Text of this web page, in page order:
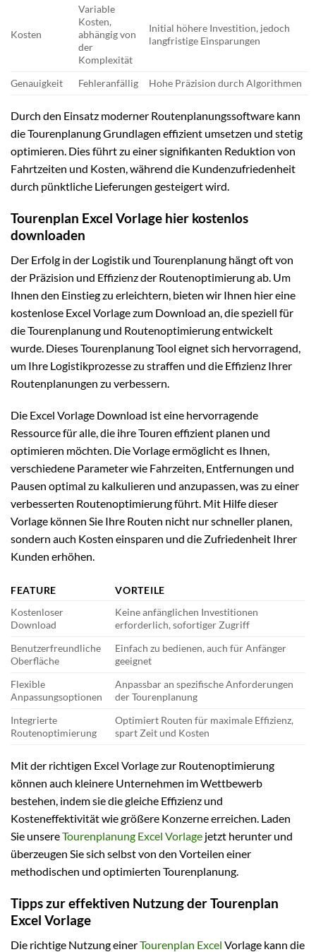
Kosten
Variable
Kosten,
abhängig von
der
Komplexität
Initial höhere Investition, jedoch
langfristige Einsparungen
Genauigkeit Fehleranfällig Hohe Präzision durch Algorithmen
Durch den Einsatz moderner Routenplanungssoftware kann
die Tourenplanung Grundlagen effizient umsetzen und stetig
optimieren. Dies führt zu einer signifikanten Reduktion von
Fahrtzeiten und Kosten, während die Kundenzufriedenheit
durch pünktliche Lieferungen gesteigert wird.
Tourenplan Excel Vorlage hier kostenlos
downloaden
Der Erfolg in der Logistik und Tourenplanung hängt oft von
der Präzision und Effizienz der Routenoptimierung ab. Um
Ihnen den Einstieg zu erleichtern, bieten wir Ihnen hier eine
kostenlose Excel Vorlage zum Download an, die speziell für
die Tourenplanung und Routenoptimierung entwickelt
wurde. Dieses Tourenplanung Tool eignet sich hervorragend,
um Ihre Logistikprozesse zu straffen und die Effizienz Ihrer
Routenplanungen zu verbessern.
Die Excel Vorlage Download ist eine hervorragende
Ressource für alle, die ihre Touren effizient planen und
optimieren möchten. Die Vorlage ermöglicht es Ihnen,
verschiedene Parameter wie Fahrzeiten, Entfernungen und
Pausen optimal zu kalkulieren und anzupassen, was zu einer
verbesserten Routenoptimierung führt. Mit Hilfe dieser
Vorlage können Sie Ihre Routen nicht nur schneller planen,
sondern auch Kosten einsparen und die Zufriedenheit Ihrer
Kunden erhöhen.
FEATURE
VORTEILE
Kostenloser
Download
Keine anfänglichen Investitionen
erforderlich, sofortiger Zugriff
Benutzerfreundliche
Oberfläche
Einfach zu bedienen, auch für Anfänger
geeignet
Flexible
Anpassungsoptionen
Anpassbar an spezifische Anforderungen
der Tourenplanung
Integrierte
Routenoptimierung
Optimiert Routen für maximale Effizienz,
spart Zeit und Kosten
Mit der richtigen Excel Vorlage zur Routenoptimierung
können auch kleinere Unternehmen im Wettbewerb
bestehen, indem sie die gleiche Effizienz und
Kosteneffektivität wie größere Konzerne erreichen. Laden
Sie unsereTourenplanung Excel Vorlage jetzt herunter und
überzeugen Sie sich selbst von den Vorteilen einer
methodischen und optimierten Tourenplanung.
Tipps zur effektiven Nutzung der Tourenplan
Excel Vorlage
Die richtige Nutzung einerTourenplan Excel Vorlage kann die